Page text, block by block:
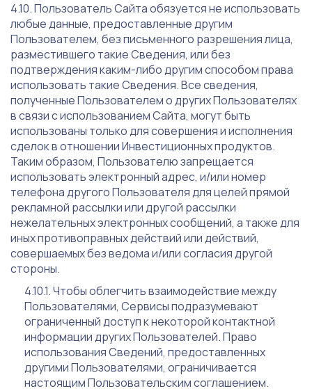
Пользователь Сайта обязуется не использовать
любые данные, предоставленные другим
Пользователем, без письменного разрешения лица,
разместившего такие Сведения, или без
подтверждения каким-либо другим способом права
использовать такие Сведения. Все сведения,
полученные Пользователем о других Пользователях
в связи с использованием Сайта, могут быть
использованы только для совершения и исполнения
сделок в отношении Инвестиционных продуктов.
Таким образом, Пользователю запрещается
использовать электронный адрес, и/или номер
телефона другого Пользователя для целей прямой
рекламной рассылки или другой рассылки
нежелательных электронных сообщений, а также для
иных противоправных действий или действий,
совершаемых без ведома и/или согласия другой
стороны.
Чтобы облегчить взаимодействие между
Пользователями, Сервисы подразумевают
ограниченный доступ к некоторой контактной
информации других Пользователей. Право
использования Сведений, предоставленных
другими Пользователями, ограничивается
настоящим Пользовательским соглашением.